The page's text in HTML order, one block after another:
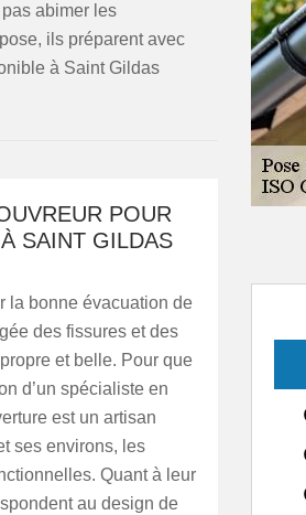
abimer les
ils préparent avec
à Saint Gildas
POUR
SAINT GILDAS
la bonne évacuation de
des fissures et des
et belle. Pour que
d’un spécialiste en
est un artisan
ses environs, les
Quant à leur
au design de